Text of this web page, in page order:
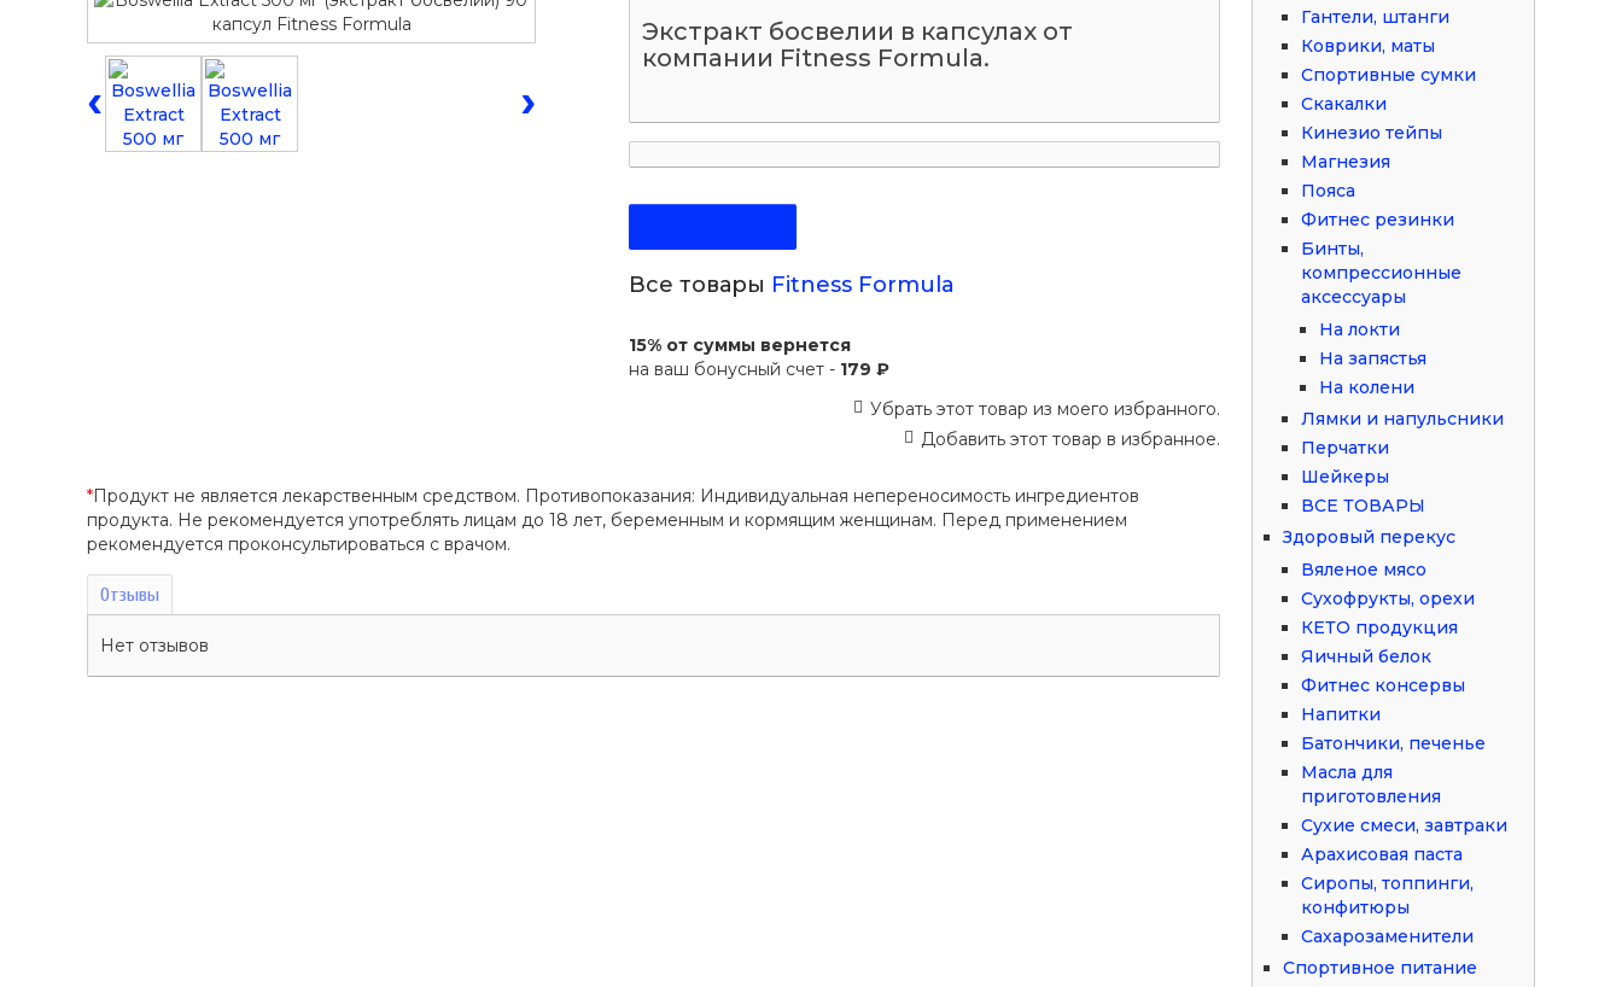
‹ ›
Экстракт босвелии в капсулах от
компании Fitness Formula.
Все товары Fitness Formula
15% от суммы вернется
на ваш бонусный счет - 179 ₽
Убрать этот товар из моего избранного.
Добавить этот товар в избранное.
*Продукт не является лекарственным средством. Противопоказания: Индивидуальная непереносимость ингредиентов
продукта. Не рекомендуется употреблять лицам до 18 лет, беременным и кормящим женщинам. Перед применением
рекомендуется проконсультироваться с врачом.
Отзывы
Нет отзывов
Гантели, штанги
Коврики, маты
Спортивные сумки
Скакалки
Кинезио тейпы
Магнезия
Пояса
Фитнес резинки
Бинты,
компрессионные
аксессуары
На локти
На запястья
На колени
Лямки и напульсники
Перчатки
Шейкеры
ВСЕ ТОВАРЫ
Здоровый перекус
Вяленое мясо
Сухофрукты, орехи
КЕТО продукция
Яичный белок
Фитнес консервы
Напитки
Батончики, печенье
Масла для
приготовления
Сухие смеси, завтраки
Арахисовая паста
Сиропы, топпинги,
конфитюры
Сахарозаменители
Спортивное питание